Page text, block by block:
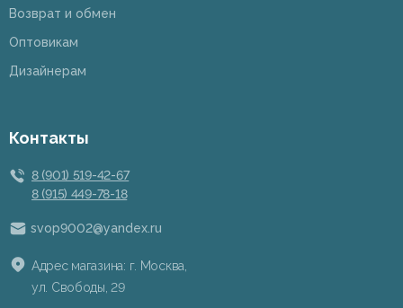
Возврат и обмен
Оптовикам
Дизайнерам
Контакты
8 (901) 519-42-67
8 (915) 449-78-18
svop9002@yandex.ru
Адрес магазина: г. Москва,
ул. Свободы, 29